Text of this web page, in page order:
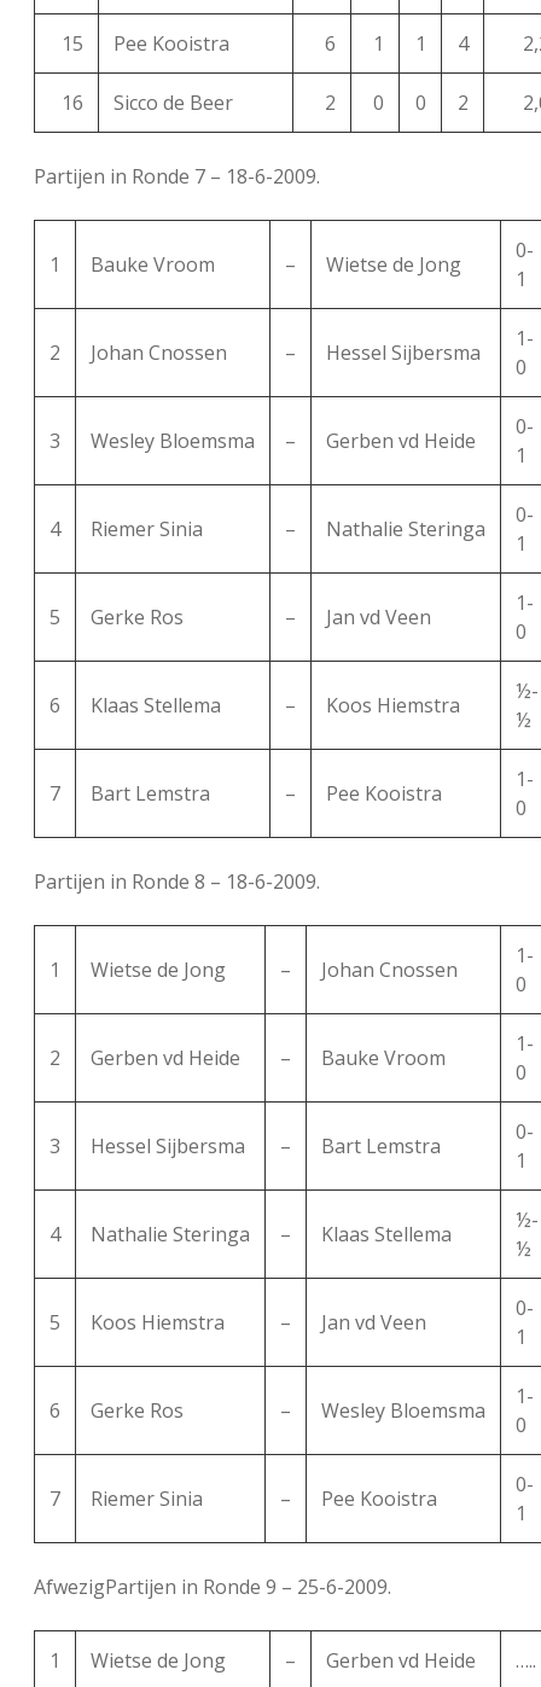
15 Pee Kooistra 6 1 1 4
16 Sicco de Beer 2 0 0 2
Partijen in Ronde 7 – 18-6-2009.
1 Bauke Vroom – Wietse de Jong
0-
1
2 Johan Cnossen – Hessel Sijbersma
1-
0
3 Wesley Bloemsma – Gerben vd Heide
0-
1
4 Riemer Sinia – Nathalie Steringa
0-
1
5 Gerke Ros – Jan vd Veen
1-
0
6 Klaas Stellema – Koos Hiemstra
½-
½
7 Bart Lemstra – Pee Kooistra
1-
0
Partijen in Ronde 8 – 18-6-2009.
1 Wietse de Jong – Johan Cnossen
1-
0
2 Gerben vd Heide – Bauke Vroom
1-
0
3 Hessel Sijbersma – Bart Lemstra
0-
1
4 Nathalie Steringa – Klaas Stellema
½-
½
5 Koos Hiemstra – Jan vd Veen
0-
1
6 Gerke Ros – Wesley Bloemsma
1-
0
7 Riemer Sinia – Pee Kooistra
0-
1
AfwezigPartijen in Ronde 9 – 25-6-2009.
1 Wietse de Jong – Gerben vd Heide …..